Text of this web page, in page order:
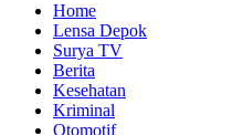
Home
Lensa Depok
Surya TV
Berita
Kesehatan
Kriminal
Otomotif